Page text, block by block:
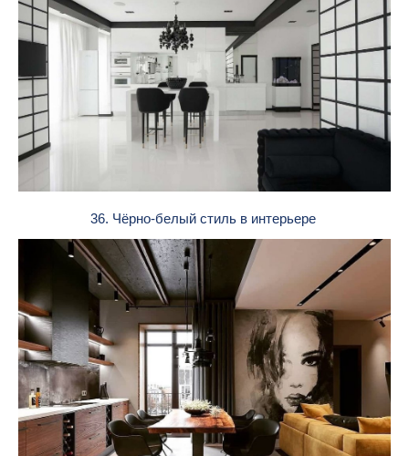
36. Чёрно-белый стиль в интерьере